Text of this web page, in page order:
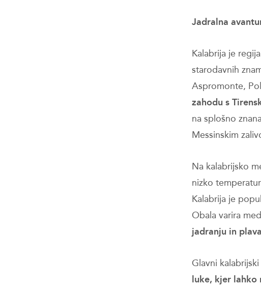
Jadralna
Kalabrija je
starodavnih
Aspromonte,
zahodu s
na splošno
Messinskim
Na kalabrijsko
nizko
Kalabrija je
Obala varira
jadranju in
Glavni
luke, kjer lahko